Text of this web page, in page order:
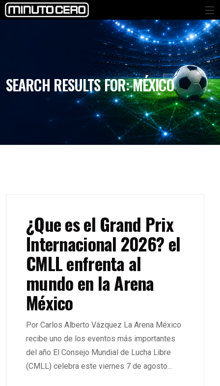
SEARCH RESULTS FOR:MÉXICO
¿Que es el Grand Prix
Internacional 2026? el
CMLL enfrenta al
mundo en la Arena
México
Por Carlos Alberto Vázquez La Arena México
recibe uno de los eventos más importantes
del año El Consejo Mundial de Lucha Libre
(CMLL) celebra este viernes 7 de agosto...